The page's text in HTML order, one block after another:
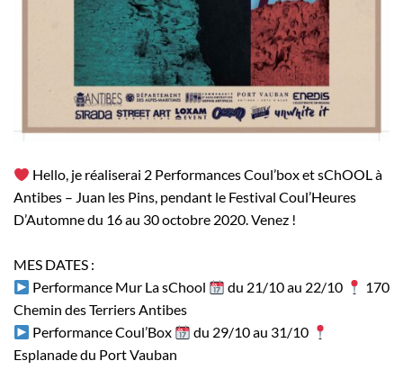
Hello, je réaliserai 2 Performances Coul’box et sChOOL à
Antibes – Juan les Pins, pendant le Festival Coul’Heures
D’Automne du 16 au 30 octobre 2020⁣⁣⁣. Venez !
MES DATES :⁣⁣⁣
Performance Mur La sChool
du 21/10 au 22/10
170
Chemin des Terriers Antibes⁣⁣⁣
Performance Coul’Box
du 29/10 au 31/10
Esplanade du Port Vauban⁣⁣⁣